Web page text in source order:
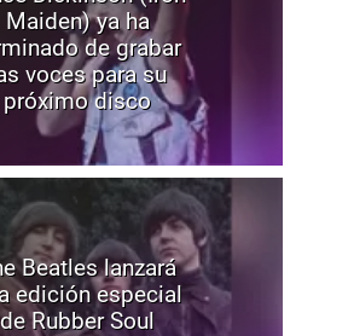
Maiden) ya ha
de grabar
voces para su
próximo disco
Beatles lanzará
edición especial
de Rubber Soul